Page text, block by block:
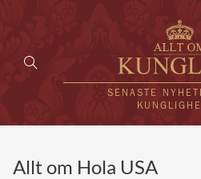
SENASTE
Allt om Hola USA